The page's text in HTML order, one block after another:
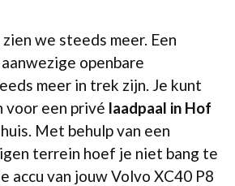
we steeds meer. Een
openbare
meer in trek zijn. Je kunt
voor een privé laadpaal in Hof
Met behulp van een
terrein hoef je niet bang te
accu van jouw Volvo XC40 P8